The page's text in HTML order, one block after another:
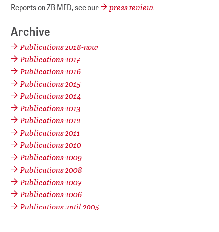
Reports on ZB MED, see our press review.
Archive
Publications 2018-now
Publications 2017
Publications 2016
Publications 2015
Publications 2014
Publications 2013
Publications 2012
Publications 2011
Publications 2010
Publications 2009
Publications 2008
Publications 2007
Publications 2006
Publications until 2005